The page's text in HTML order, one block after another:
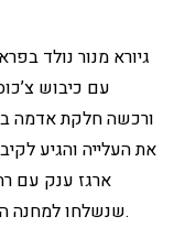
עם כיבוש
את העלייה והגיע
ארגז ענק עם
שנשלחו למחנה השמדה. הקיבוץ הפך לביתו עד ליום מותו.